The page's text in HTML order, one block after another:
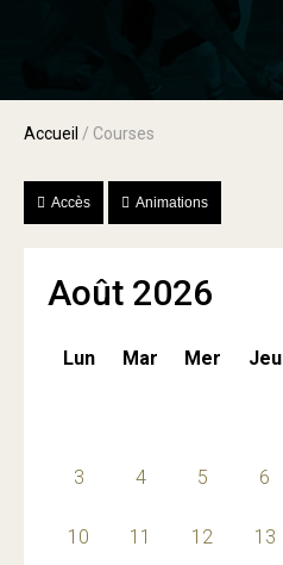
Accueil / Courses
Accès Animations
Août 2026
Lun Mar Mer Jeu
3 4 5 6
10 11 12 13